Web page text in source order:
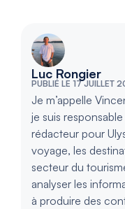
Luc Rongier
PUBLIÉ LE 17 JUILLET
Je m’appelle
je suis
rédacteur pour
voyage, les
secteur du
analyser les
à produire des